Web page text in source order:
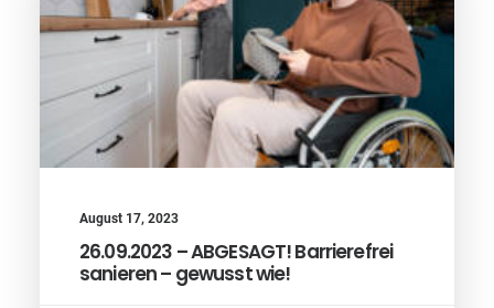
August 17, 2023
26.09.2023 – ABGESAGT! Barrierefrei
sanieren – gewusst wie!